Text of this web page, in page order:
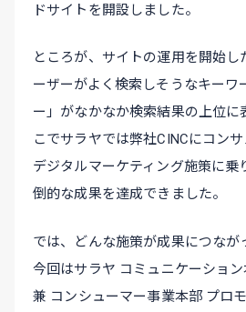
ドサイトを開設しました。
ところが、サイトの運用を開始し
ーザーがよく検索しそうなキーワ
ー」がなかなか検索結果の上位に
こでサラヤでは弊社CINCにコンサ
デジタルマーケティング施策に乗
倒的な成果を達成できました。
では、どんな施策が成果につなが
今回はサラヤ コミュニケーショ
兼 コンシューマー事業本部 プロ